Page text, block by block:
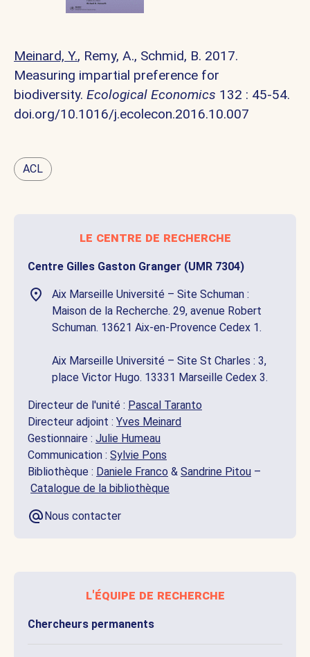
Meinard, Y., Remy, A., Schmid, B. 2017.
Measuring impartial preference for
biodiversity. Ecological Economics 132 : 45-54.
doi.org/10.1016/j.ecolecon.2016.10.007
ACL
le centre de recherche
Centre Gilles Gaston Granger (UMR 7304)
Aix Marseille Université – Site Schuman :
Maison de la Recherche. 29, avenue Robert
Schuman. 13621 Aix-en-Provence Cedex 1.
Aix Marseille Université – Site St Charles : 3,
place Victor Hugo. 13331 Marseille Cedex 3.
Directeur de l'unité : Pascal Taranto
Directeur adjoint : Yves Meinard
Gestionnaire : Julie Humeau
Communication : Sylvie Pons
Bibliothèque : Daniele Franco & Sandrine Pitou –
Catalogue de la bibliothèque
Nous contacter
l'équipe de recherche
Chercheurs permanents